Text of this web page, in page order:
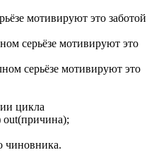
мотивируют это заботой
серьёзе мотивируют это
серьёзе мотивируют это
цикла
чиновника.